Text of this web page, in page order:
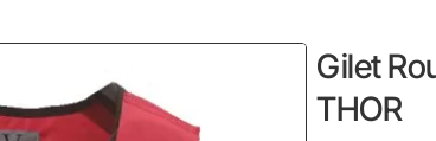
Gilet
THOR